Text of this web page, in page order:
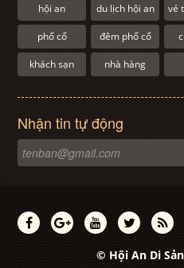
hội an du lịch hội an vé
phố cổ đêm phố cổ
khách sạn nhà hàng
Nhận tin tự động
© Hội An Di